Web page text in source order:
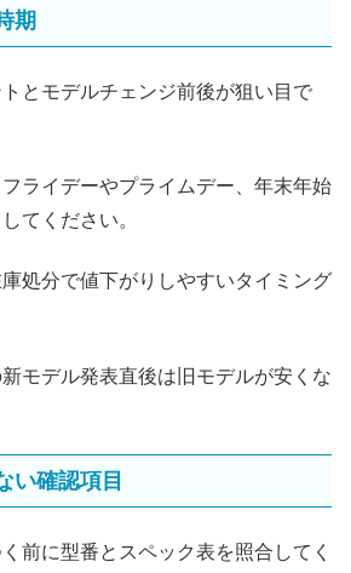
期
とモデルチェンジ前後が狙い目で
ライデーやプライムデー、年末年始
てください。
処分で値下がりしやすいタイミング
モデル発表直後は旧モデルが安くな
い確認項目
前に型番とスペック表を照合してく